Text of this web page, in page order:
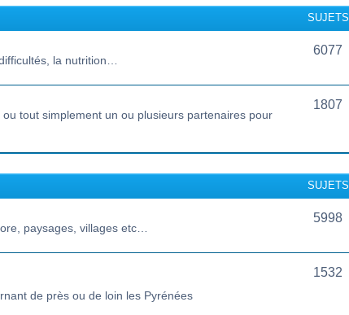
SUJETS
la nutrition…
6077
tout simplement un ou plusieurs partenaires pour
1807
SUJETS
paysages, villages etc…
5998
de près ou de loin les Pyrénées
1532